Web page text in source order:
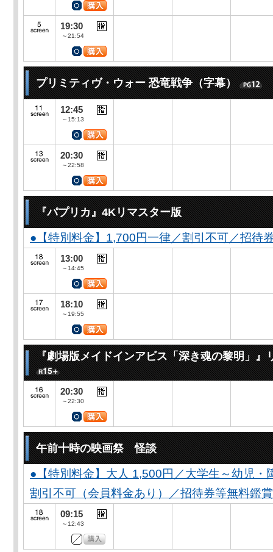
19:30
～21:54
プリミティヴ・ウォー 恐竜戦争（字幕）
12:45
～15:13
20:30
～22:58
『パプリカ』4Kリマスター版
●【特別料金】1,700円一律／割引不可／招待
13:00
～14:45
18:10
～19:55
『劇場版メイドインアビス「深き魂の黎明」』
20:30
～22:30
午前十時の映画祭 怪談
●【特別料金】大人 1,500円／大学生～幼児
割引不可（会員料金あり）／招待券等無料鑑
09:15
～12:43